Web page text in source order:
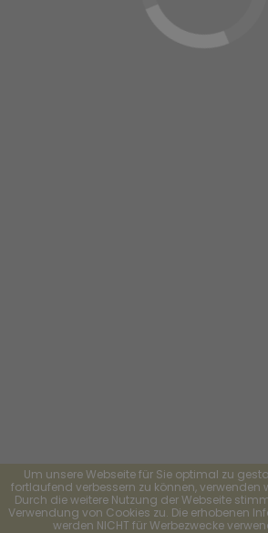
Um unsere Webseite für Sie optimal zu
fortlaufend verbessern zu können, verwenden
Durch die weitere Nutzung der Webseite
Verwendung von Cookies zu. Die erhobenen
werden NICHT für Werbezwecke